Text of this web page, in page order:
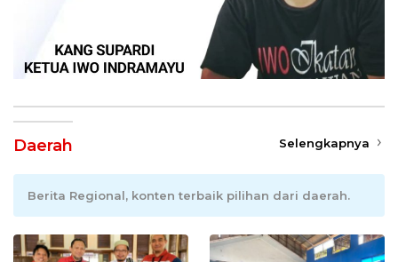
Daerah Selengkapnya
Berita Regional, konten terbaik pilihan dari daerah.